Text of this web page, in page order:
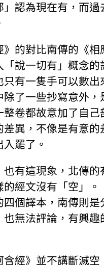
認為現在有，而過
的對比南傳的《相
說一切有」概念的
有一隻手可以數出
了一些抄寫意外，
卷都故意加了自己
異，不像是有意的
罷了。
有這現象，北傳的
的經文沒有「空」。
個譯本，南傳則是
無法評論，有興趣
經》並不講斷滅空